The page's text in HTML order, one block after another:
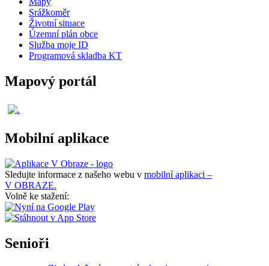
Srážkoměr
Životní situace
Územní plán obce
Služba moje ID
Programová skladba KT
Mapový portál
Mobilní aplikace
Sledujte informace z našeho webu v mobilní aplikaci –
V OBRAZE.
Volně ke stažení:
Senioři